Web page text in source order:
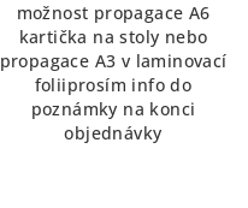
z
5
hvězdiček.
možnost propagace A6
kartička na stoly nebo
propagace A3 v laminovací
foliiprosím info do
poznámky na konci
objednávky